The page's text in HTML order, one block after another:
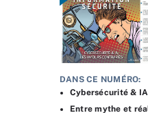
DANS CE NUMÉRO:
Cybersécurité &
Entre mythe et